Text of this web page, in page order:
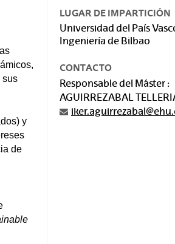
sus
y
de
LUGAR DE IMPARTICIÓN
Universidad del País
Ingeniería de Bilbao
CONTACTO
Responsable del Máster :
AGUIRREZABAL